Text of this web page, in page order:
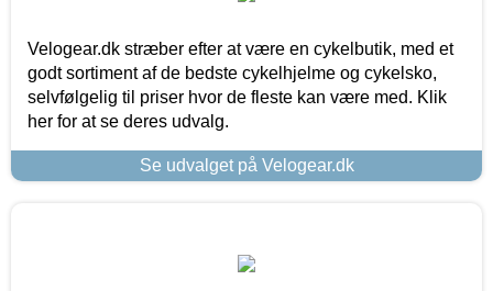
Velogear.dk stræber efter at være en cykelbutik, med et
godt sortiment af de bedste cykelhjelme og cykelsko,
selvfølgelig til priser hvor de fleste kan være med. Klik
her for at se deres udvalg.
Se udvalget på Velogear.dk